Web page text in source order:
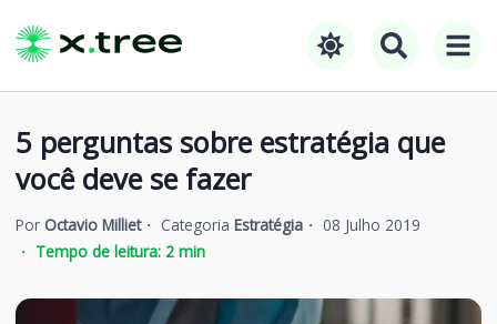
5 perguntas sobre estratégia que
você deve se fazer
Por Octavio Milliet Categoria Estratégia
08 Julho 2019
Tempo de leitura: 2min